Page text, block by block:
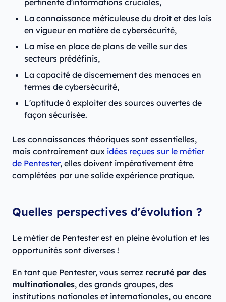
La connaissance méticuleuse du droit et des lois
en vigueur en matière de cybersécurité,
La mise en place de plans de veille sur des
secteurs prédéfinis,
La capacité de discernement des menaces en
termes de cybersécurité,
L'aptitude à exploiter des sources ouvertes de
façon sécurisée.
Les connaissances théoriques sont essentielles,
mais contrairement aux idées reçues sur le métier
de Pentester, elles doivent impérativement être
complétées par une solide expérience pratique.
Quelles perspectives d'évolution ?
Le métier de Pentester est en pleine évolution et les
opportunités sont diverses !
En tant que Pentester, vous serrez recruté par des
multinationales, des grands groupes, des
institutions nationales et internationales, ou encore